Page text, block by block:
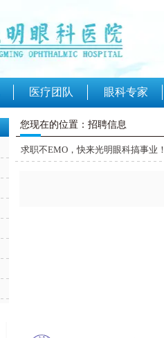
医疗团队 眼科专家
您现在的位置：招聘信息
求职不EMO，快来光明眼科搞事业！